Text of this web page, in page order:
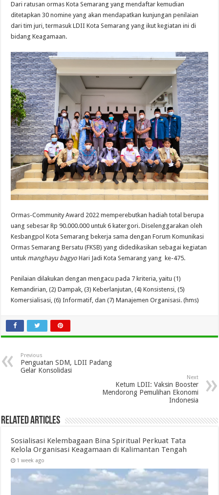
Dari ratusan ormas Kota Semarang yang mendaftar kemudian
ditetapkan 30 nomine yang akan mendapatkan kunjungan penilaian
dari tim juri, termasuk LDII Kota Semarang yang ikut kegiatan ini di
bidang Keagamaan.
Ormas-Community Award 2022 memperebutkan hadiah total berupa
uang sebesar Rp 90.000.000 untuk 6 katergori. Diselenggarakan oleh
Kesbangpol Kota Semarang bekerja sama dengan Forum Komunikasi
Ormas Semarang Bersatu (FKSB) yang didedikasikan sebagai kegiatan
untuk manghayu bagyo Hari Jadi Kota Semarang yang ke-475.
Penilaian dilakukan dengan mengacu pada 7 kriteria, yaitu (1)
Kemandirian, (2) Dampak, (3) Keberlanjutan, (4) Konsistensi, (5)
Komersialisasi, (6) Informatif, dan (7) Manajemen Organisasi. (hms)
Previous
Penguatan SDM, LDII Padang
Gelar Konsolidasi
Next
Ketum LDII: Vaksin Booster
Mendorong Pemulihan Ekonomi
Indonesia
Related Articles
Sosialisasi Kelembagaan Bina Spiritual Perkuat Tata
Kelola Organisasi Keagamaan di Kalimantan Tengah
1 week ago